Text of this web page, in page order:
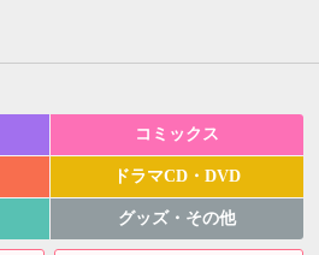
コミックス
ドラマCD・DVD
グッズ・その他